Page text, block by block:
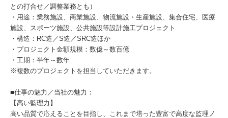
との打合せ／調整業務とも）
・用途：業務施設、商業施設、物流施設・生産施設、集合住宅、医療
施設、スポーツ施設、公共施設等設計施工プロジェクト
・構造：RC造／S造／SRC造ほか
・プロジェクト金額規模：数億～数百億
・工期：半年～数年
※複数のプロジェクトを担当していただきます。
■仕事の魅力／当社の魅力：
【高い監理力】
高い品質で応えることを目指し、これまで培った豊富で高度な監理ノ